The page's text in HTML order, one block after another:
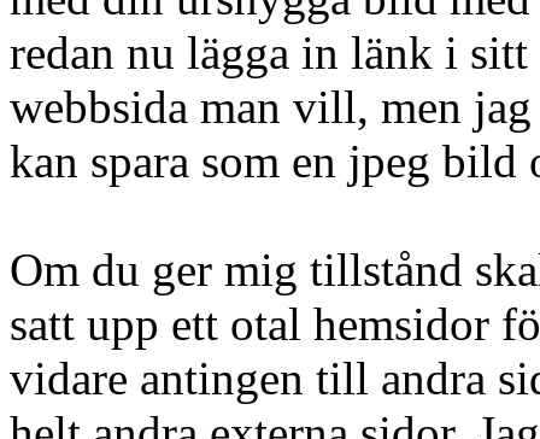
redan nu lägga in länk i
webbsida man vill, men
kan spara som en jpeg bild
Om du ger mig tillstånd
satt upp ett otal hemsidor
vidare antingen till andra